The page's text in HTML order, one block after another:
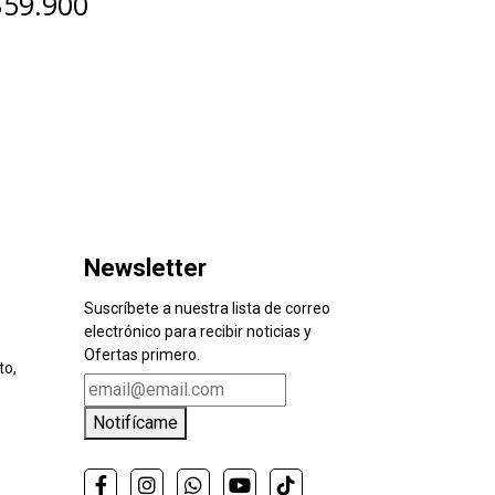
Newsletter
Suscríbete a nuestra lista de correo
electrónico para recibir noticias y
Ofertas primero.
Notifícame